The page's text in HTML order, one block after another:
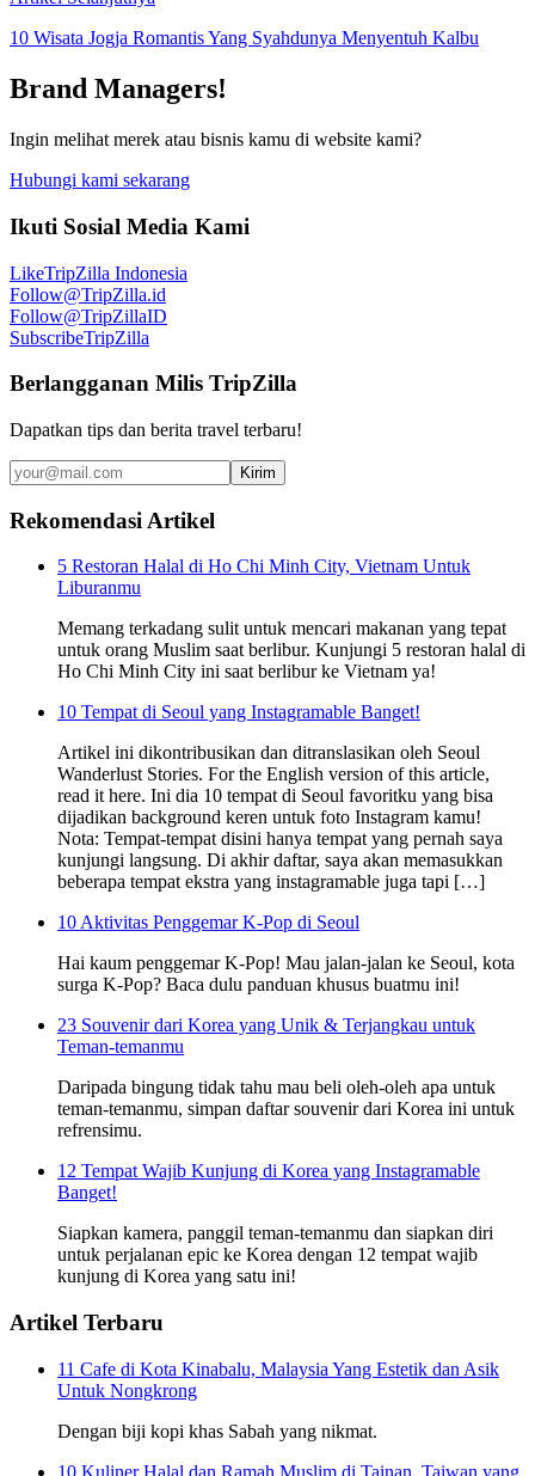
10 Wisata Jogja Romantis Yang Syahdunya Menyentuh Kalbu
Brand Managers!
Ingin melihat merek atau bisnis kamu di website kami?
Hubungi kami sekarang
Ikuti Sosial Media Kami
LikeTripZilla Indonesia
Follow@TripZilla.id
Follow@TripZillaID
SubscribeTripZilla
Berlangganan Milis TripZilla
Dapatkan tips dan berita travel terbaru!
Kirim
Rekomendasi Artikel
5 Restoran Halal di Ho Chi Minh City, Vietnam Untuk
Liburanmu
Memang terkadang sulit untuk mencari makanan yang tepat
untuk orang Muslim saat berlibur. Kunjungi 5 restoran halal di
Ho Chi Minh City ini saat berlibur ke Vietnam ya!
10 Tempat di Seoul yang Instagramable Banget!
Artikel ini dikontribusikan dan ditranslasikan oleh Seoul
Wanderlust Stories. For the English version of this article,
read it here. Ini dia 10 tempat di Seoul favoritku yang bisa
dijadikan background keren untuk foto Instagram kamu!
Nota: Tempat-tempat disini hanya tempat yang pernah saya
kunjungi langsung. Di akhir daftar, saya akan memasukkan
beberapa tempat ekstra yang instagramable juga tapi […]
10 Aktivitas Penggemar K-Pop di Seoul
Hai kaum penggemar K-Pop! Mau jalan-jalan ke Seoul, kota
surga K-Pop? Baca dulu panduan khusus buatmu ini!
23 Souvenir dari Korea yang Unik & Terjangkau untuk
Teman-temanmu
Daripada bingung tidak tahu mau beli oleh-oleh apa untuk
teman-temanmu, simpan daftar souvenir dari Korea ini untuk
refrensimu.
12 Tempat Wajib Kunjung di Korea yang Instagramable
Banget!
Siapkan kamera, panggil teman-temanmu dan siapkan diri
untuk perjalanan epic ke Korea dengan 12 tempat wajib
kunjung di Korea yang satu ini!
Artikel Terbaru
11 Cafe di Kota Kinabalu, Malaysia Yang Estetik dan Asik
Untuk Nongkrong
Dengan biji kopi khas Sabah yang nikmat.
10 Kuliner Halal dan Ramah Muslim di Tainan, Taiwan yang